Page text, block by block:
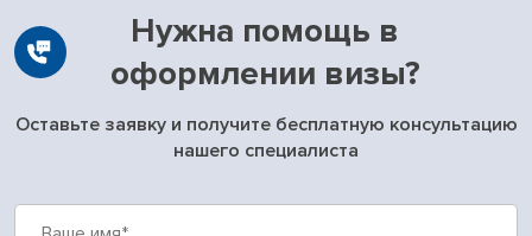
Нужна помощь в
оформлении визы?
Оставьте заявку и получите бесплатную консультацию
нашего специалиста